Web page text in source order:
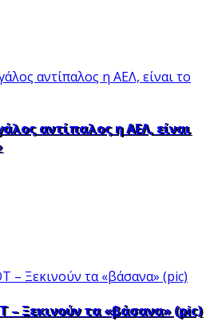
αντίπαλος η ΑΕΛ, είναι
– Ξεκινούν τα «βάσανα» (pic)